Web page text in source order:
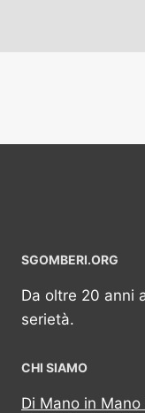
SGOMBERI.ORG
Da oltre 20 anni
serietà.
CHI SIAMO
Di Mano in Mano